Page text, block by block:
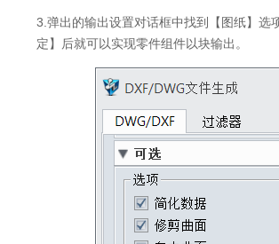
3.弹出的输出设置对话框中找到【图纸】选
定】后就可以实现零件组件以块输出。